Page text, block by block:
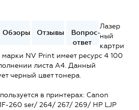
Обзоры Отзывы
Вопрос-
ответ
Лазер
ный
картри
NV Print имеет ресурс 4 100
листа А4. Данный
черный цвет тонера.
в принтерах: Canon
260 ser/ 264/ 267/ 269/ HP LJP